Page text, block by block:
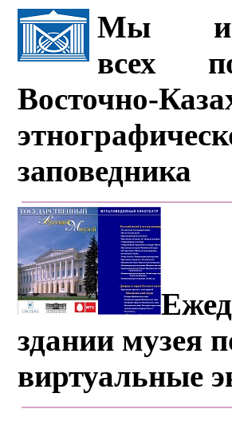
Мы
всех
Восточно-
заповедника
здании музея
виртуальные